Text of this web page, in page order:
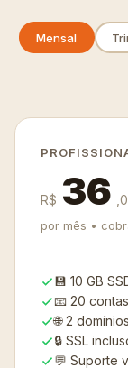
Mensal
R$ 36
por mês •
💾 10 GB
📧 20
🌐 2
🔒 SSL
💬 Suporte